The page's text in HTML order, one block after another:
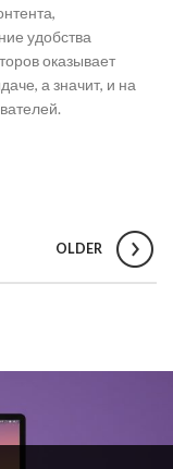
удобства
оказывает
а значит, и на
OLDER